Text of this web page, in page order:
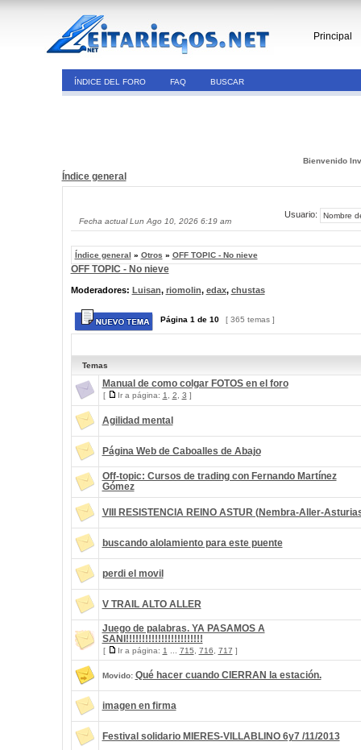
Principal
ÍNDICE DEL FORO FAQ BUSCAR
Bienvenido
Índice general
Fecha actual Lun Ago 10, 2026 6:19 am
Usuario:
Índice general » Otros » OFF TOPIC - No nieve
OFF TOPIC - No nieve
Moderadores: Luisan, riomolin, edax, chustas
Página 1 de 10 [ 365 temas ]
Temas
Manual de como colgar FOTOS en el foro
[ Ir a página: 1 2 3 ]
Agilidad mental
Página Web de Caboalles de Abajo
Off-topic: Cursos de trading con Fernando Martínez
Gómez
VIII RESISTENCIA REINO ASTUR (Nembra-Aller-
buscando alolamiento para este puente
perdi el movil
V TRAIL ALTO ALLER
Juego de palabras. YA PASAMOS A
SANI!!!!!!!!!!!!!!!!!!!!!!!!
[ Ir a página: 1 715 716 717 ]
Movido: Qué hacer cuando CIERRAN la estación.
imagen en firma
Festival solidario MIERES-VILLABLINO 6y7 /11/2013